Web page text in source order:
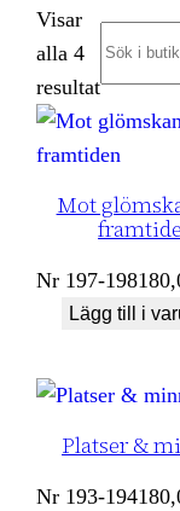
Visar
alla 4
resultatSortera
efter
senaste
Mot
Nr 197-198
Lägg till i
Platser &
Nr 193-194